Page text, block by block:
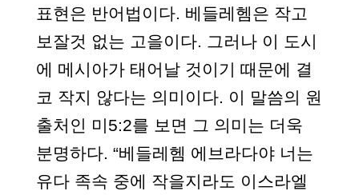
표현은 반어법이다. 베들레헴은 작고
보잘것 없는 고을이다. 그러나 이 도시
에 메시아가 태어날 것이기 때문에 결
코 작지 않다는 의미이다. 이 말씀의 원
출처인 미5:2를 보면 그 의미는 더욱
분명하다. “베들레헴 에브라다야 너는
유다 족속 중에 작을지라도 이스라엘